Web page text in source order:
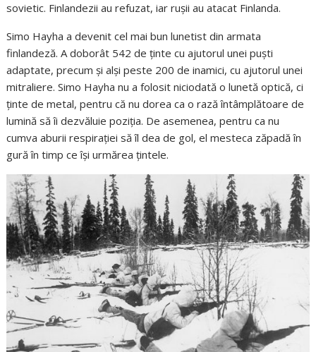
sovietic. Finlandezii au refuzat, iar rușii au atacat Finlanda.
Simo Hayha a devenit cel mai bun lunetist din armata
finlandeză. A doborât 542 de ținte cu ajutorul unei puști
adaptate, precum și alși peste 200 de inamici, cu ajutorul unei
mitraliere. Simo Hayha nu a folosit niciodată o lunetă optică, ci
ținte de metal, pentru că nu dorea ca o rază întâmplătoare de
lumină să îi dezvăluie poziția. De asemenea, pentru ca nu
cumva aburii respirației să îl dea de gol, el mesteca zăpadă în
gură în timp ce își urmărea țintele.